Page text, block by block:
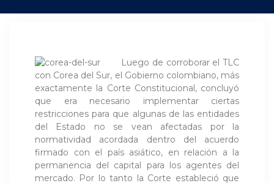
Luego de corroborar el TLC
con Corea del Sur, el Gobierno colombiano, más
exactamente la Corte Constitucional, concluyó
que era necesario implementar ciertas
restricciones para que algunas de las entidades
del Estado no se vean afectadas por la
normatividad acordada dentro del acuerdo
firmado con el país asiático, en relación a la
permanencia del capital para los agentes del
mercado. Por lo tanto la Corte estableció que